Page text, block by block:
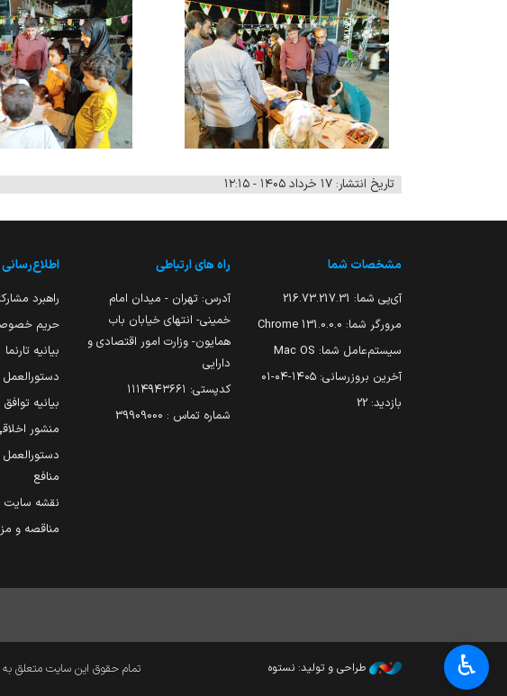
تاریخ انتشار: ۱۷ خرداد ۱۴۰۵ - ۱۲:۱۵
مشخصات شما
آی‌پی شما: 216.73.217.31
مرورگر شما: 131.0.0.0 Chrome
سیستم‌عامل شما: Mac OS
آخرین بروزرسانی: ۱۴۰۵-۰۴-۰۱
بازدید: 22
راه های ارتباطی
آدرس: تهران - میدان امام
خمینی- انتهای خیابان باب
همایون- وزارت امور اقتصادی و
دارایی
کدپستی: ۱۱۱۴۹۴۳۶۶۱
شماره تماس : 39909000
اطلاع‌رسانی
راهبرد
حریم
بیانیه تارنما
بیانیه
منشور
منافع
نقشه سایت
مناقصه و
طراحی و تولید: نستوه
تمام حقوق این سایت متعلق به
♿︎